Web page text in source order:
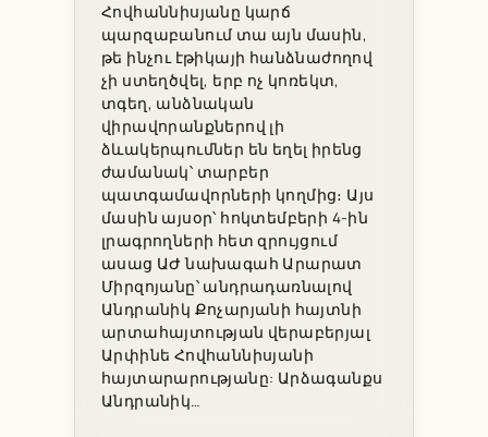
Հովհաննիսյանը կարճ
պարզաբանում տա այն մասին,
թե ինչու էթիկայի հանձնաժողով
չի ստեղծվել, երբ ոչ կոռեկտ,
տգեղ, անձնական
վիրավորանքներով լի
ձևակերպումներ են եղել իրենց
ժամանակ՝ տարբեր
պատգամավորների կողմից։ Այս
մասին այսօր՝ հոկտեմբերի 4-ին
լրագրողների հետ զրույցում
ասաց ԱԺ նախագահ Արարատ
Միրզոյանը՝ անդրադառնալով
Անդրանիկ Քոչարյանի հայտնի
արտահայտության վերաբերյալ
Արփինե Հովհաննիսյանի
հայտարարությանը: Արձագանքս
Անդրանիկ…